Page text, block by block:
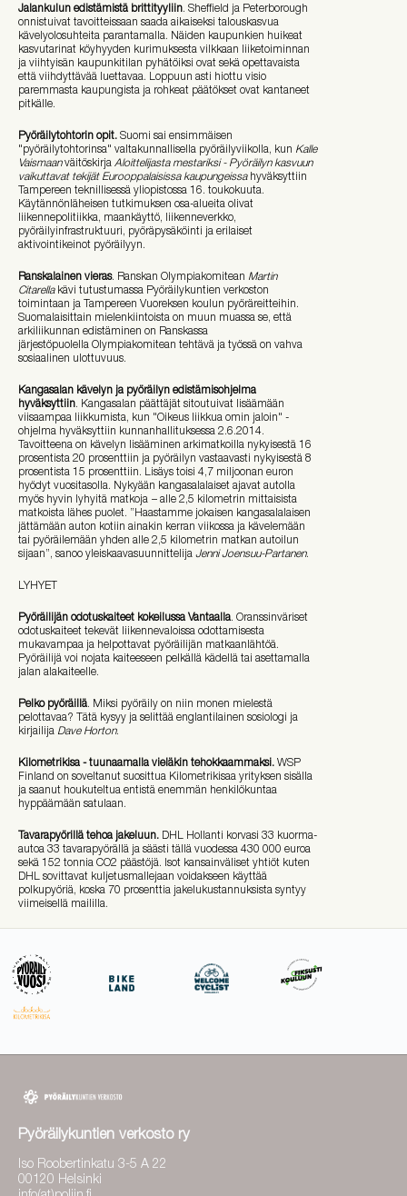
Jalankulun edistämistä brittityyliin. Sheffield ja Peterborough
onnistuivat tavoitteissaan saada aikaiseksi talouskasvua
kävelyolosuhteita parantamalla. Näiden kaupunkien huikeat
kasvutarinat köyhyyden kurimuksesta vilkkaan liiketoiminnan
ja viihtyisän kaupunkitilan pyhätöiksi ovat sekä opettavaista
että viihdyttävää luettavaa. Loppuun asti hiottu visio
paremmasta kaupungista ja rohkeat päätökset ovat kantaneet
pitkälle.
Pyöräilytohtorin opit. Suomi sai ensimmäisen
"pyöräilytohtorinsa" valtakunnallisella pyöräilyviikolla, kun Kalle
Vaismaanväitöskirja Aloittelijasta mestariksi - Pyöräilyn kasvuun
vaikuttavat tekijät Eurooppalaisissa kaupungeissahyväksyttiin
Tampereen teknillisessä yliopistossa 16. toukokuuta.
Käytännönläheisen tutkimuksen osa-alueita olivat
liikennepolitiikka, maankäyttö, liikenneverkko,
pyöräilyinfrastruktuuri, pyöräpysäköinti ja erilaiset
aktivointikeinot pyöräilyyn.
Ranskalainen vieras. Ranskan Olympiakomitean Martin
Citarellakävi tutustumassa Pyöräilykuntien verkoston
toimintaan ja Tampereen Vuoreksen koulun pyöräreitteihin.
Suomalaisittain mielenkiintoista on muun muassa se, että
arkiliikunnan edistäminen on Ranskassa
järjestöpuolella Olympiakomitean tehtävä ja työssä on vahva
sosiaalinen ulottuvuus.
Kangasalan kävelyn ja pyöräilyn edistämisohjelma
hyväksyttiin. Kangasalan päättäjät sitoutuivat lisäämään
viisaampaa liikkumista, kun "Oikeus liikkua omin jaloin" -
ohjelma hyväksyttiin kunnanhallituksessa 2.6.2014.
Tavoitteena on kävelyn lisääminen arkimatkoilla nykyisestä 16
prosentista 20 prosenttiin ja pyöräilyn vastaavasti nykyisestä 8
prosentista 15 prosenttiin. Lisäys toisi 4,7 miljoonan euron
hyödyt vuositasolla. Nykyään kangasalalaiset ajavat autolla
myös hyvin lyhyitä matkoja − alle 2,5 kilometrin mittaisista
matkoista lähes puolet. ”Haastamme jokaisen kangasalalaisen
jättämään auton kotiin ainakin kerran viikossa ja kävelemään
tai pyöräilemään yhden alle 2,5 kilometrin matkan autoilun
sijaan”, sanoo yleiskaavasuunnittelija Jenni Joensuu-Partanen.
LYHYET
Pyöräilijän odotuskaiteet kokeilussa Vantaalla. Oranssinväriset
odotuskaiteet tekevät liikennevaloissa odottamisesta
mukavampaa ja helpottavat pyöräilijän matkaanlähtöä.
Pyöräilijä voi nojata kaiteeseen pelkällä kädellä tai asettamalla
jalan alakaiteelle.
Pelko pyöräillä. Miksi pyöräily on niin monen mielestä
pelottavaa? Tätä kysyy ja selittää englantilainen sosiologi ja
kirjailija Dave Horton.
Kilometrikisa - tuunaamalla vieläkin tehokkaammaksi. WSP
Finland on soveltanut suosittua Kilometrikisaa yrityksen sisälla
ja saanut houkuteltua entistä enemmän henkilökuntaa
hyppäämään satulaan.
Tavarapyörillä tehoa jakeluun. DHL Hollanti korvasi 33 kuorma-
autoa 33 tavarapyörällä ja säästi tällä vuodessa 430 000 euroa
sekä 152 tonnia CO2 päästöjä. Isot kansainväliset yhtiöt kuten
DHL sovittavat kuljetusmallejaan voidakseen käyttää
polkupyöriä, koska 70 prosenttia jakelukustannuksista syntyy
viimeisellä maililla.
Pyöräilykuntien verkosto ry
Iso Roobertinkatu 3-5 A 22
00120 Helsinki